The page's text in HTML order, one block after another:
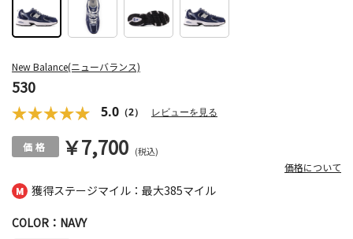
獲得ステージマイル：最大385マイル
New Balance(ニューバランス)
530
5.0 （2） レビューを見る
￥7,700 (税込)
価格について
COLOR：NAVY